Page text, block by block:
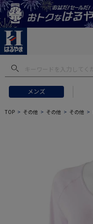
メンズ
TOP その他 その他 その他